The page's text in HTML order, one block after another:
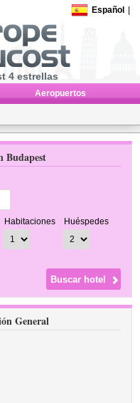
Español
4 estrellas
Aeropuertos
Budapest
Habitaciones Huéspedes
General